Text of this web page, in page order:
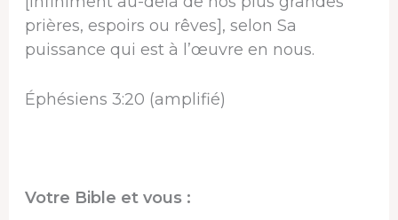
prières, espoirs ou rêves], selon Sa
puissance qui est à l’œuvre en nous.
Éphésiens 3:20 (amplifié)
Votre Bible et vous :